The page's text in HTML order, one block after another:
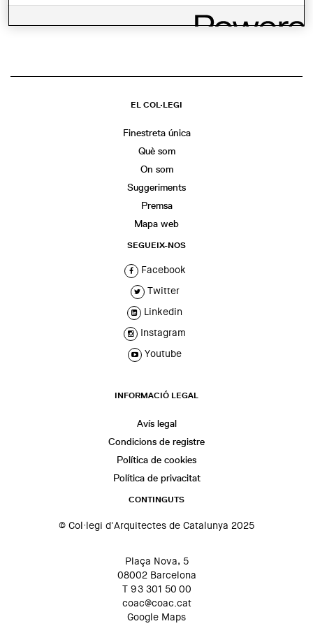
COMPARTIR
EL COL·LEGI
Finestreta única
Què som
On som
Suggeriments
Premsa
Mapa web
SEGUEIX-NOS
Facebook
Twitter
Linkedin
Instagram
Youtube
INFORMACIÓ LEGAL
Avís legal
Condicions de registre
Política de cookies
Política de privacitat
CONTINGUTS
© Col·legi d'Arquitectes de Catalunya 2025
Plaça Nova, 5
08002 Barcelona
T 93 301 50 00
coac@coac.cat
Google Maps